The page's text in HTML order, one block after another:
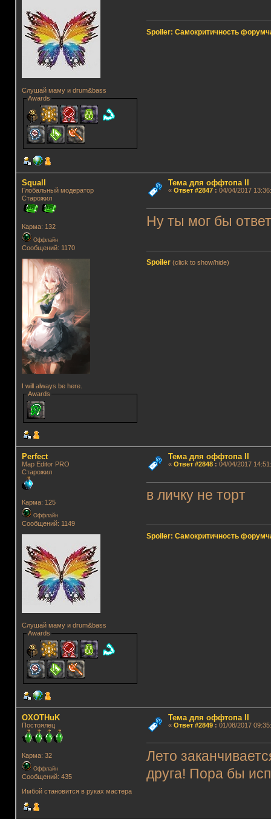
Слушай маму и drum&bass
Awards
Spoiler: Самокритичность
Squall
Глобальный модератор
Старожил
Карма: 132
Оффлайн
Сообщений: 1170
I will always be here.
Awards
Тема для оффтопа II
« Ответ #2847: 04/04/2017
Ну ты мог бы
Spoiler (click to show/hide)
Perfect
Map Editor PRO
Старожил
Карма: 125
Оффлайн
Сообщений: 1149
Слушай маму и drum&bass
Awards
Тема для оффтопа II
« Ответ #2848: 04/04/2017
в личку не торт
Spoiler: Самокритичность
OXOTHuK
Постоялец
Карма: 32
Оффлайн
Сообщений: 435
Имбой становится в руках мастера
Тема для оффтопа II
« Ответ #2849: 01/08/2017
Лето
друга! Пора бы